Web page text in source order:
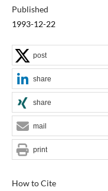
Published
1993-12-22
How to Cite
post
share
share
mail
print